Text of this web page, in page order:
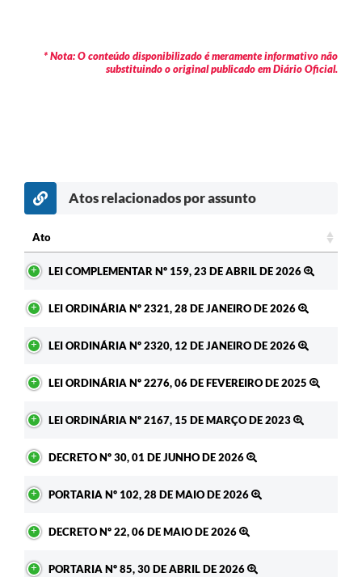
* Nota: O conteúdo disponibilizado é meramente informativo não
substituindo o original publicado em Diário Oficial.
Atos relacionados por assunto
Ato
LEI COMPLEMENTAR Nº 159, 23 DE ABRIL DE 2026
LEI ORDINÁRIA Nº 2321, 28 DE JANEIRO DE 2026
LEI ORDINÁRIA Nº 2320, 12 DE JANEIRO DE 2026
LEI ORDINÁRIA Nº 2276, 06 DE FEVEREIRO DE 2025
LEI ORDINÁRIA Nº 2167, 15 DE MARÇO DE 2023
DECRETO Nº 30, 01 DE JUNHO DE 2026
PORTARIA Nº 102, 28 DE MAIO DE 2026
DECRETO Nº 22, 06 DE MAIO DE 2026
PORTARIA Nº 85, 30 DE ABRIL DE 2026